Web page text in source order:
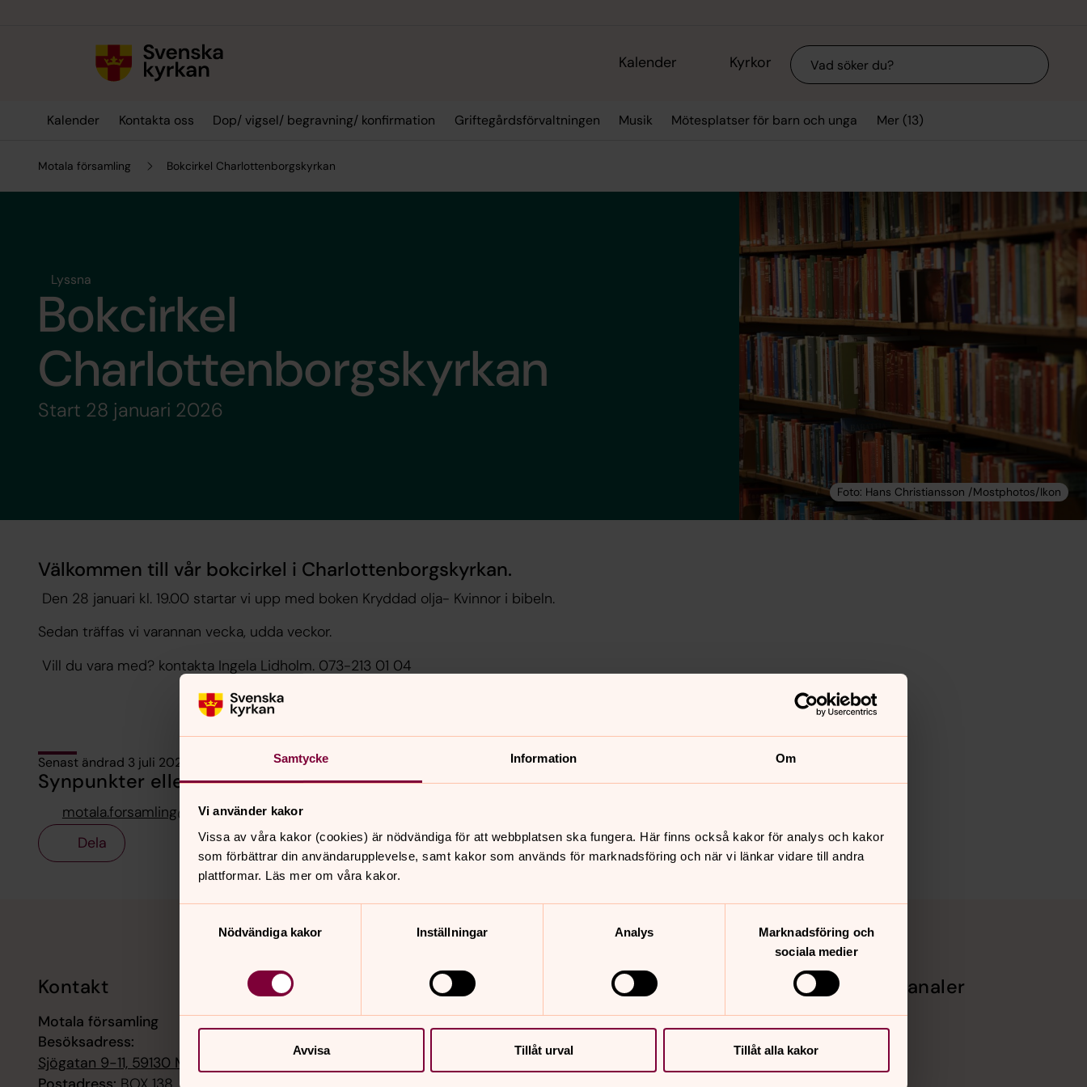
Samtycke Information Om
Vi använder kakor
Vissa av våra kakor (cookies) är nödvändiga för att webbplatsen ska fungera. Här finns också kakor för analys och kakor
som förbättrar din användarupplevelse, samt kakor som används för marknadsföring och när vi länkar vidare till andra
plattformar. Läs mer om våra kakor.
Nödvändiga kakor
Inställningar Analys
Marknadsföring och
sociala medier
Avvisa Tillåt urval Tillåt alla kakor
Kalender Kyrkor Sök
Kalender Kontakta oss Dop/ vigsel/ begravning/ konfirmation Griftegårdsförvaltningen Musik Mötesplatser för barn och unga Mer (13)
Motala församling Bokcirkel Charlottenborgskyrkan
Lyssna
Bokcirkel
Charlottenborgskyrkan
Start 28 januari 2026
Välkommen till vår bokcirkel i Charlottenborgskyrkan.
Den 28 januari kl. 19.00 startar vi upp med boken Kryddad olja- Kvinnor i bibeln.
Sedan träffas vi varannan vecka, udda veckor.
Vill du vara med? kontakta Ingela Lidholm. 073-213 01 04
Senast ändrad 3 juli 2026
Synpunkter eller frågor på sidans innehåll?
motala.forsamling@svenskakyrkan.se
Dela
Kontakt
Motala församling
Besöksadress:
Sjögatan 9-11, 59130 MOTALA
9 augusti 09.30
Högmässa, Råssnäskyrkan
Hitta snabbt
Diakoni – kyrkans omsorg
Sidkarta
Sociala kanaler
Facebook
Instagram